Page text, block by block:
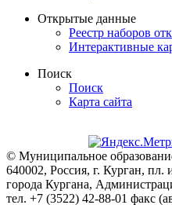
Открытые данные
Реестр наборов
Интерактивные
Поиск
Поиск
Карта сайта
© Муниципальное
640002, Россия, г. Курган,
города Кургана,
тел. +7 (3522) 42-88-01 факс